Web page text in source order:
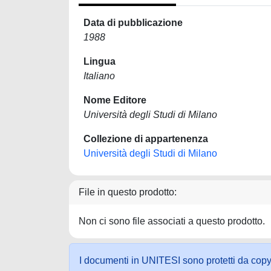
Data di pubblicazione
1988
Lingua
Italiano
Nome Editore
Università degli Studi di Milano
Collezione di appartenenza
Università degli Studi di Milano
File in questo prodotto:
Non ci sono file associati a questo prodotto.
I documenti in UNITESI sono protetti da